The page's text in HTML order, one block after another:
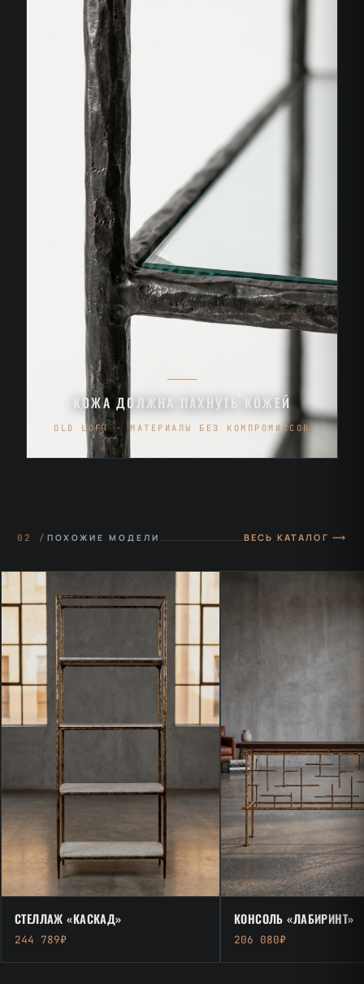
КОЖА ДОЛЖНА ПАХНУТЬ КОЖЕЙ
OLD LOFT · МАТЕРИАЛЫ БЕЗ КОМПРОМИССОВ
02 / ПОХОЖИЕ МОДЕЛИ ВЕСЬ КАТАЛОГ ⟶
СТЕЛЛАЖ «КАСКАД»
244 789₽
КОНСОЛЬ «ЛАБИРИНТ»
206 080₽